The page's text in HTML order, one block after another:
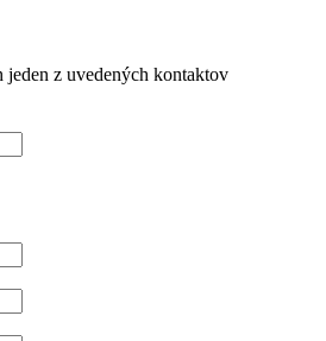
z uvedených kontaktov